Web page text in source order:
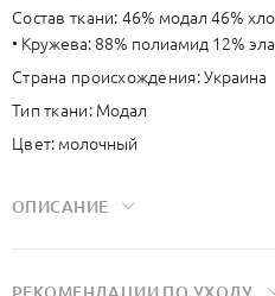
Состав ткани: 46% модал 46%
• Кружева: 88% полиамид 12%
Страна происхождения:Украина
Тип ткани:Модал
Цвет: молочный
ОПИСАНИЕ
Мягкая ткань на основе модала